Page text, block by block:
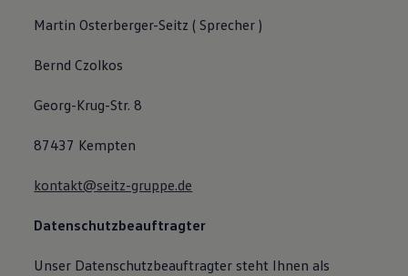
Martin Osterberger-Seitz ( Sprecher )
Bernd Czolkos
Georg-Krug-Str. 8
87437 Kempten
kontakt@seitz-gruppe.de
Datenschutzbeauftragter
Unser Datenschutzbeauftragter steht Ihnen als